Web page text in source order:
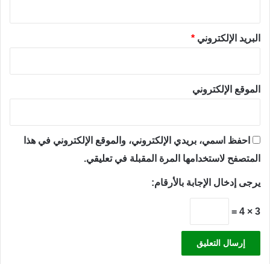
البريد الإلكتروني *
الموقع الإلكتروني
احفظ اسمي، بريدي الإلكتروني، والموقع الإلكتروني في هذا
المتصفح لاستخدامها المرة المقبلة في تعليقي.
يرجى إدخال الإجابة بالأرقام:
3 × 4 =